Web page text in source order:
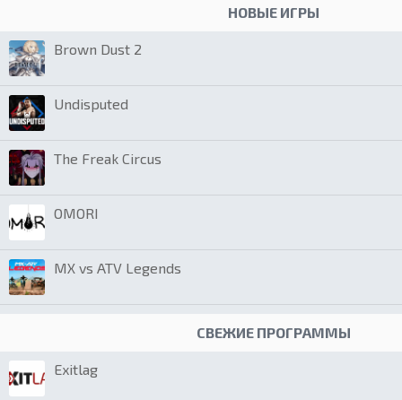
НОВЫЕ ИГРЫ
Brown Dust 2
Undisputed
The Freak Circus
OMORI
MX vs ATV Legends
СВЕЖИЕ ПРОГРАММЫ
Exitlag